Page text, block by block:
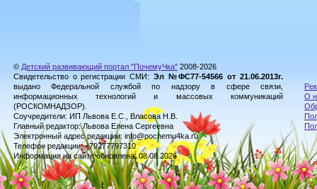
© Детский развивающий портал "ПочемуЧка" 2008-2026
Свидетельство о регистрации СМИ: Эл №ФС77-54566 от 21.06.2013г.
выдано Федеральной службой по надзору в сфере связи,
информационных технологий и массовых коммуникаций
(РОСКОМНАДЗОР).
Соучредители: ИП Львова Е.С., Власова Н.В.
Главный редактор: Львова Елена Сергеевна
Электронный адрес редакции: info@pochemu4ka.ru
Телефон редакции: +79277797310
Информация на сайте обновлена: 08.08.2026
О